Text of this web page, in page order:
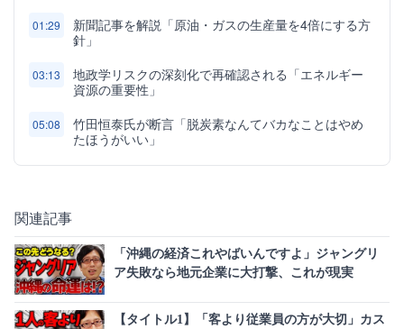
01:29
新聞記事を解説「原油・ガスの生産量を4倍にする方
針」
03:13
地政学リスクの深刻化で再確認される「エネルギー
資源の重要性」
05:08
竹田恒泰氏が断言「脱炭素なんてバカなことはやめ
たほうがいい」
関連記事
「沖縄の経済これやばいんですよ」ジャングリ
ア失敗なら地元企業に大打撃、これが現実
【タイトル1】「客より従業員の方が大切」カス